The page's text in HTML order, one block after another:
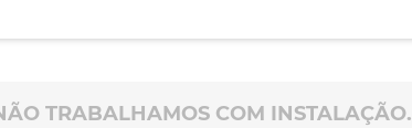
TRABALHAMOS COM INSTALAÇÃO.